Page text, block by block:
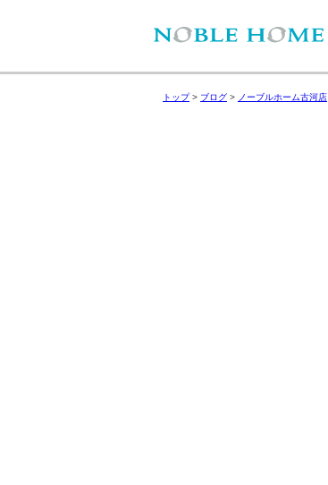
トップ> ブログ > ノーブルホーム古河店